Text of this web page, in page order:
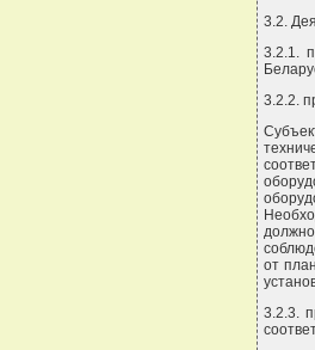
3.2.
3.2.1.
3.2.2.
от
3.2.3.